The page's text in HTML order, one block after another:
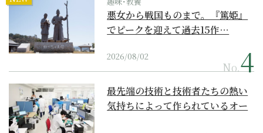
悪女から戦国ものまで。『篤姫』
でピークを迎えて過去15作…
2026/08/02
No.
最先端の技術と技術者たちの熱い
気持ちによって作られているオー